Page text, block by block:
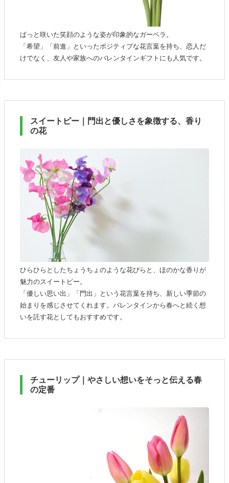
ぱっと咲いた笑顔のような姿が印象的なガーベラ。
「希望」「前進」といったポジティブな花言葉を持ち、恋人だ
けでなく、友人や家族へのバレンタインギフトにも人気です。
スイートピー｜門出と優しさを象徴する、香り
の花
ひらひらとしたちょうちょのような花びらと、ほのかな香りが
魅力のスイートピー。
「優しい思い出」「門出」という花言葉を持ち、新しい季節の
始まりを感じさせてくれます。バレンタインから春へと続く想
いを託す花としてもおすすめです。
チューリップ｜やさしい想いをそっと伝える春
の定番